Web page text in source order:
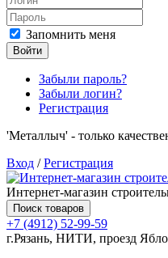
Запомнить меня
Войти
Забыли пароль?
Забыли логин?
Регистрация
'Металлыч' - только
Вход /Регистрация
Интернет-магазин
Поиск товаров
+7 (4912) 52-99-59
г.Рязань, НИТИ, проезд